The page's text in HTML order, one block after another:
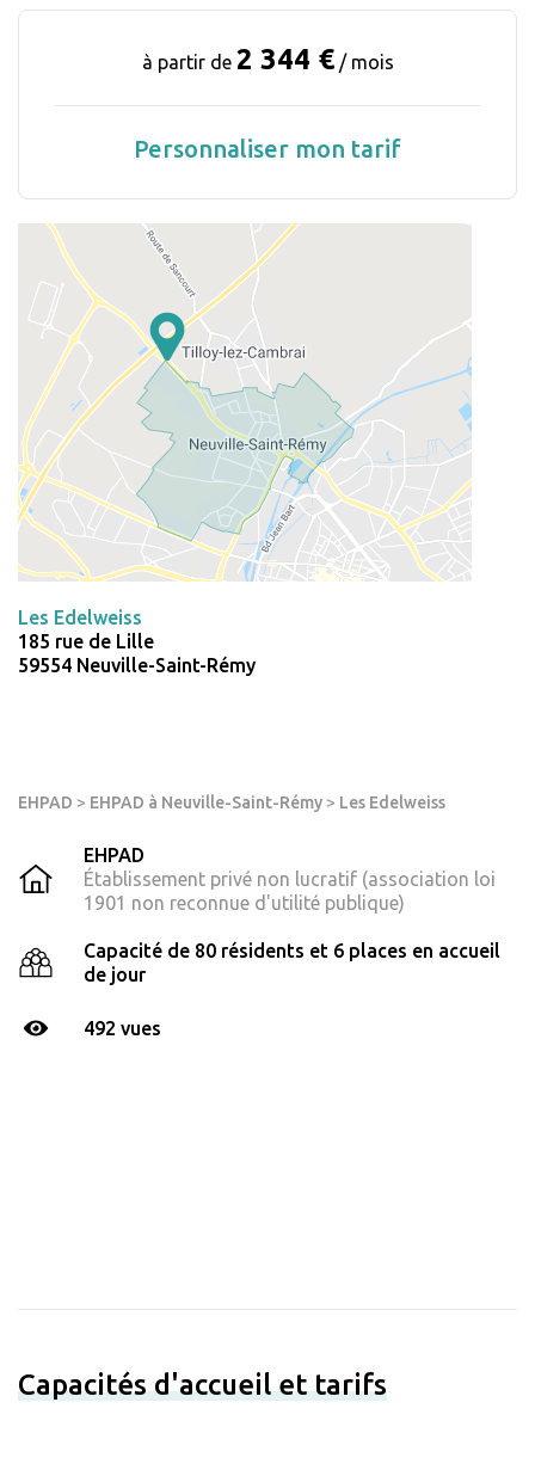
EHPAD > EHPAD à Neuville-Saint-Rémy > Les Edelweiss
EHPAD
Établissement privé non lucratif (association loi
1901 non reconnue d'utilité publique)
Capacité de 80 résidents et 6 places en accueil
de jour
492 vues
à partir de 2 344 €/ mois
Personnaliser mon tarif
Les Edelweiss
185 rue de Lille
59554 Neuville-Saint-Rémy
Capacités d'accueil et tarifs